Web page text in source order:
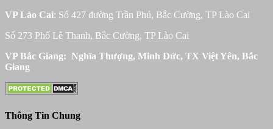
VP Lào Cai: Số 427 đường Trần Phú, Bắc Cường, TP Lào Cai
Số 273 Phố Lê Thanh, Bắc Cường, TP Lào Cai
VP Bắc Giang: Nghĩa Thượng, Minh Đức, TX Việt Yên, Bắc
Giang
Thông Tin Chung